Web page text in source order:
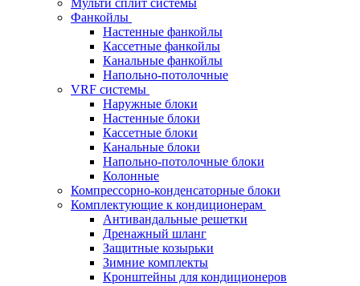
Мульти сплит системы
Фанкойлы
Настенные фанкойлы
Кассетные фанкойлы
Канальные фанкойлы
Напольно-потолочные
VRF системы
Наружные блоки
Настенные блоки
Кассетные блоки
Канальные блоки
Напольно-потолочные блоки
Колонные
Компрессорно-конденсаторные блоки
Комплектующие к кондиционерам
Антивандальные решетки
Дренажный шланг
Защитные козырьки
Зимние комплекты
Кронштейны для кондиционеров